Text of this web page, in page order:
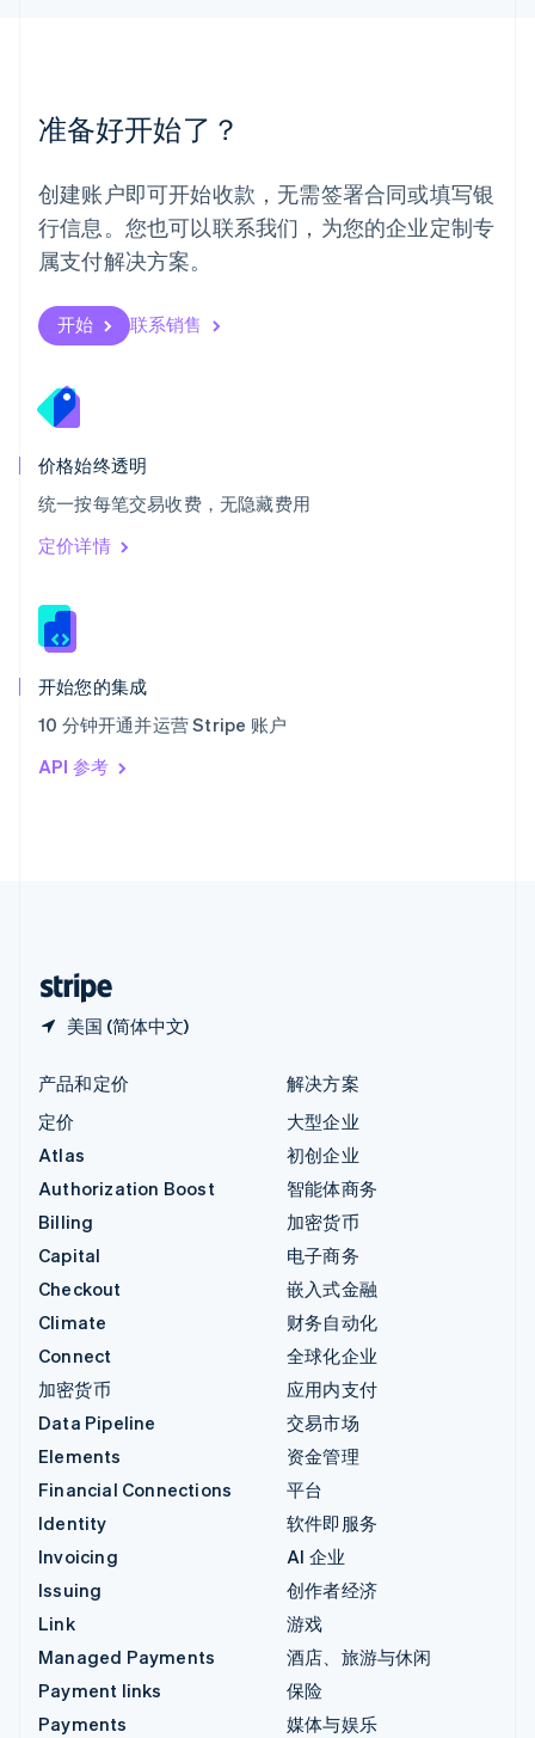
准备好开始了？
创建账户即可开始收款，无需签署合同或填写银
行信息。您也可以联系我们，为您的企业定制专
属支付解决方案。
开始 联系销售
价格始终透明
统一按每笔交易收费，无隐藏费用
定价详情
开始您的集成
10 分钟开通并运营 Stripe 账户
API 参考
美国 (简体中文)
日本
日本語English
SvenskaEnglish
瑞士
DeutschFrançais ItalianoEnglish
塞浦路斯
斯洛伐克
English
English
泰国
ไทย
希腊
English
西班牙
Español
新加坡
新西兰
匈牙利
English
ItalianoEnglish
印度
English
产品和定价
定价
Atlas
Authorization Boost
Billing
Capital
Checkout
Climate
Connect
加密货币
Data Pipeline
Elements
Financial Connections
Identity
Invoicing
Issuing
Link
Managed Payments
Payment links
Payments
解决方案
大型企业
初创企业
智能体商务
加密货币
电子商务
嵌入式金融
财务自动化
全球化企业
应用内支付
交易市场
资金管理
平台
软件即服务
AI 企业
创作者经济
游戏
酒店、旅游与休闲
保险
媒体与娱乐